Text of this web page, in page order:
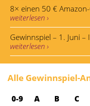
8× einen 50 €
weiterlesen ›
Gewinnspiel – 1. Juni
weiterlesen ›
Alle Gewinnspiel-
0-9 A B C